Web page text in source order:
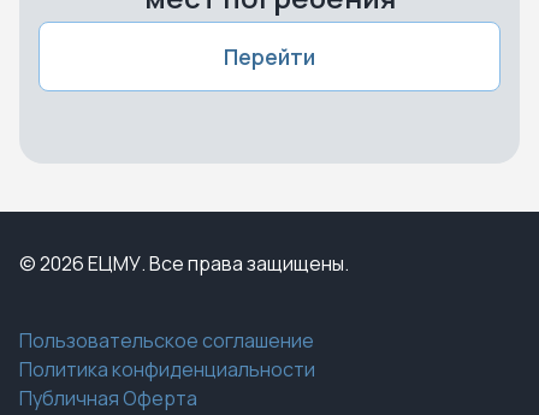
Перейти
© 2026 ЕЦМУ. Все права защищены.
Пользовательское соглашение
Политика конфиденциальности
Публичная Оферта